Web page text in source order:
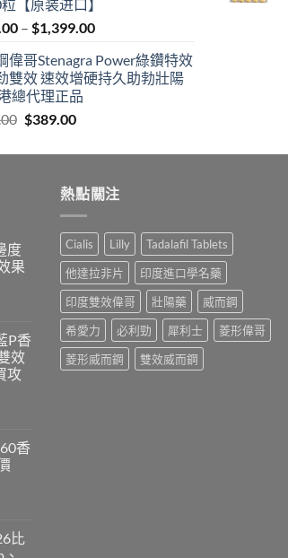
$600.00.$409.00.
【原装进口】
– $1,399.00Price
$399.00
through
偉哥Stenagra Power綠鑽特效
雙效 速效增硬持久助勃壯陽
總代理正品
Original
was:
$389.00Current
is:
度
果
P香
效
攻
香
比
熱點關注
Cialis Lilly
Tadalafil Tablets
他達拉非片
印度進口學名藥
印度雙效偉哥
壯陽藥
威而鋼
希愛力
必利勁 犀利士
菱形偉哥
菱形威而鋼
雙效威而鋼